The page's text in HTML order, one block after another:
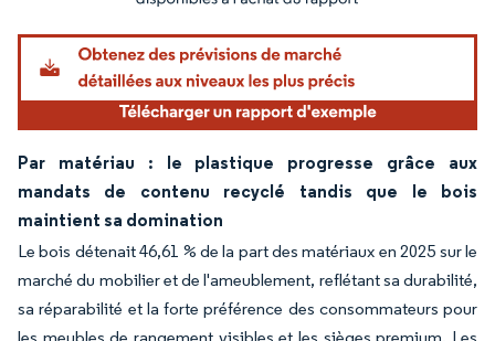
Par matériau : le plastique progresse grâce aux
mandats de contenu recyclé tandis que le bois
maintient sa domination
Le bois détenait 46,61 % de la part des matériaux en 2025 sur le
marché du mobilier et de l'ameublement, reflétant sa durabilité,
sa réparabilité et la forte préférence des consommateurs pour